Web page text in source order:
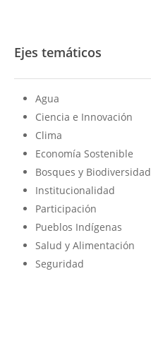
Ejes temáticos
Agua
Ciencia e Innovación
Clima
Economía Sostenible
Bosques y Biodiversidad
Institucionalidad
Participación
Pueblos Indígenas
Salud y Alimentación
Seguridad